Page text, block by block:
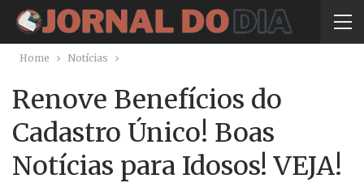
Home Notícias
Renove Benefícios do
Cadastro Único! Boas
Notícias para Idosos! VEJA!